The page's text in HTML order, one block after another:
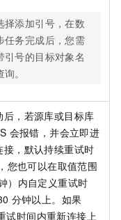
择添加引号，在数
任务完成后，您需
引号的目标对象名
。
后，若源库或目标库
会报错，并会立即进
接，默认持续重试时
您也可以在取值范围
）内自定义重试时
分钟以上。如果
试时间内重新连接上